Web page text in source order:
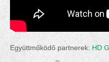
Együttműködő partnerek: HD